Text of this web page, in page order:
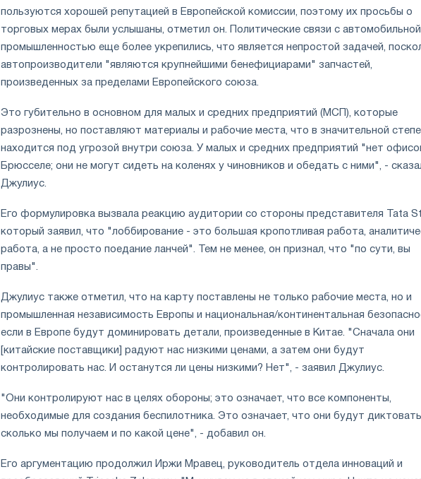
пользуются хорошей репутацией в Европейской комиссии, поэтому их просьбы о
торговых мерах были услышаны, отметил он. Политические связи с автомобильной
промышленностью еще более укрепились, что является непростой задачей,
автопроизводители "являются крупнейшими бенефициарами" запчастей,
произведенных за пределами Европейского союза.
Это губительно в основном для малых и средних предприятий (МСП), которые
разрознены, но поставляют материалы и рабочие места, что в значительной
находится под угрозой внутри союза. У малых и средних предприятий "нет
Брюсселе; они не могут сидеть на коленях у чиновников и обедать с ними", -
Джулиус.
Его формулировка вызвала реакцию аудитории со стороны представителя Tata
который заявил, что "лоббирование - это большая кропотливая работа,
работа, а не просто поедание ланчей". Тем не менее, он признал, что "по сути, вы
правы".
Джулиус также отметил, что на карту поставлены не только рабочие места, но и
промышленная независимость Европы и национальная/континентальная
если в Европе будут доминировать детали, произведенные в Китае. "Сначала они
[китайские поставщики] радуют нас низкими ценами, а затем они будут
контролировать нас. И останутся ли цены низкими? Нет", - заявил Джулиус.
"Они контролируют нас в целях обороны; это означает, что все компоненты,
необходимые для создания беспилотника. Это означает, что они будут диктовать,
сколько мы получаем и по какой цене", - добавил он.
Его аргументацию продолжил Иржи Мравец, руководитель отдела инноваций и